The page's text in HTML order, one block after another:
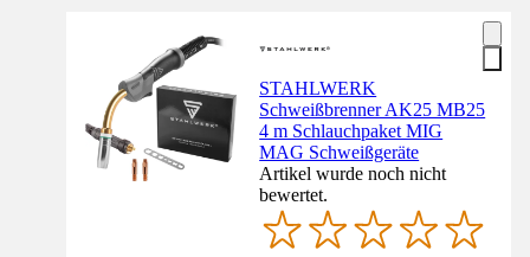
STAHLWERK
Schweißbrenner AK25 MB25
4 m Schlauchpaket MIG
MAG Schweißgeräte
Artikel wurde noch nicht
bewertet.